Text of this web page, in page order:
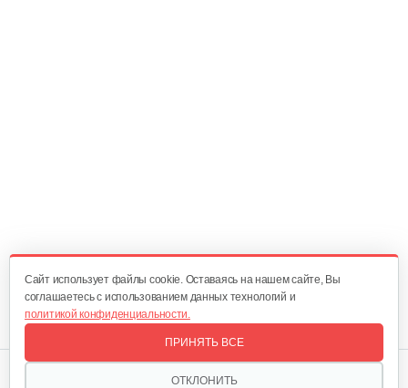
Cайт использует файлы cookie. Оставаясь на нашем сайте, Вы
соглашаетесь с использованием данных технологий и
политикой конфиденциальности.
ОТКЛОНИТЬ
ПРИНЯТЬ ВСЕ